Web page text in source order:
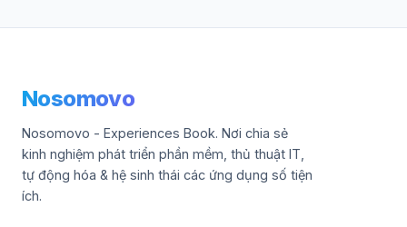
Nosomovo
Nosomovo - Experiences Book. Nơi chia sẻ
kinh nghiệm phát triển phần mềm, thủ thuật IT,
tự động hóa & hệ sinh thái các ứng dụng số tiện
ích.